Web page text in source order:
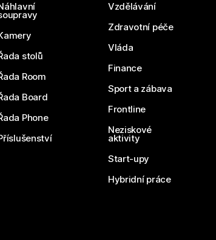
stolů
Room
Board
Phone
Vzdělávání
Zdravotní péče
Vláda
Finance
Sport a zábava
Frontline
Neziskové
aktivity
Start-upy
Hybridní práce